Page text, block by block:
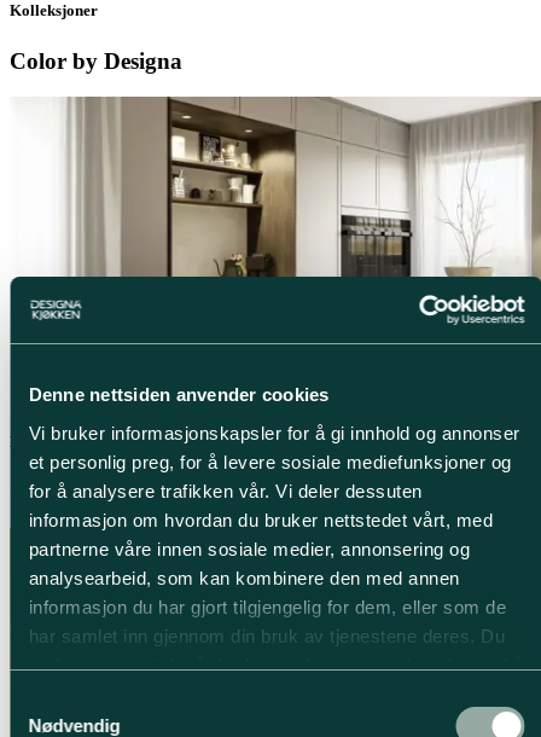
Denne nettsiden anvender cookies
Vi bruker informasjonskapsler for å gi innhold og annonser
et personlig preg, for å levere sosiale mediefunksjoner og
for å analysere trafikken vår. Vi deler dessuten
informasjon om hvordan du bruker nettstedet vårt, med
partnerne våre innen sosiale medier, annonsering og
analysearbeid, som kan kombinere den med annen
informasjon du har gjort tilgjengelig for dem, eller som de
har samlet inn gjennom din bruk av tjenestene deres. Du
godtar automatisk vår bruk avinformasjonskapslerved å
Nødvendig
Kolleksjoner
Color by Designa
Kolleksjoner
Classic by Designa